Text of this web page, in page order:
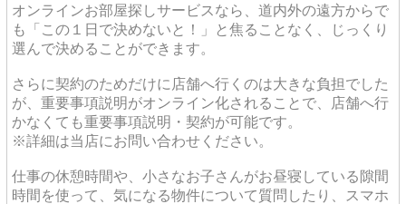
オンラインお部屋探しサービスなら、道内外の遠方からで
も「この１日で決めないと！」と焦ることなく、じっくり
選んで決めることができます。
さらに契約のためだけに店舗へ行くのは大きな負担でした
が、重要事項説明がオンライン化されることで、店舗へ行
かなくても重要事項説明・契約が可能です。
※詳細は当店にお問い合わせください。
仕事の休憩時間や、小さなお子さんがお昼寝している隙間
時間を使って、気になる物件について質問したり、スマホ